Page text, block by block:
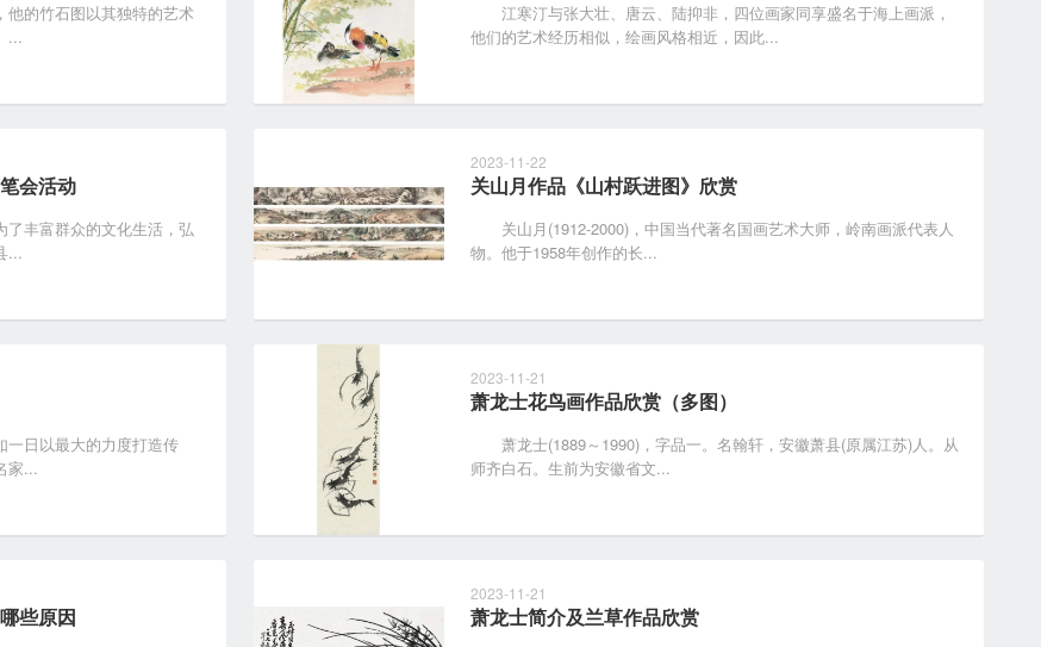
的竹石图以其独特的艺术
...
江寒汀与张大壮、唐云、陆抑非，四位画家同享盛名于海上画派，
他们的艺术经历相似，绘画风格相近，因此...
会活动
丰富群众的文化生活，弘
...
2023-11-22
关山月作品《山村跃进图》欣赏
关山月(1912-2000)，中国当代著名国画艺术大师，岭南画派代表人
物。他于1958年创作的长...
日以最大的力度打造传
家...
2023-11-21
萧龙士花鸟画作品欣赏（多图）
萧龙士(1889～1990)，字品一。名翰轩，安徽萧县(原属江苏)人。从
师齐白石。生前为安徽省文...
些原因
2023-11-21
萧龙士简介及兰草作品欣赏